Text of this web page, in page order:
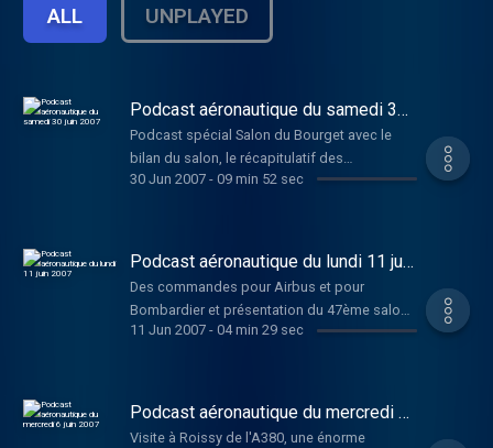
ALL UNPLAYED
Podcast aéronautique du samedi 30
juin 2007
Podcast spécial Salon du Bourget avec le
bilan du salon, le récapitulatif des
commandes, d'autres actualités et des
30 Jun 2007- 09 min 52 sec
Podcast aéronautique du lundi 11 juin
2007
Des commandes pour Airbus et pour
Bombardier et présentation du 47ème salon
du bourget à la presse.
11 Jun 2007- 04 min 29 sec
Podcast aéronautique du mercredi 6
juin 2007
Visite à Roissy de l'A380, une énorme